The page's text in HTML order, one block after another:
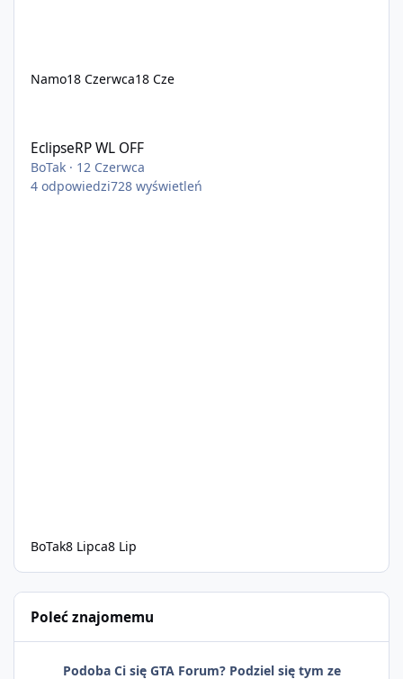
Namo18 Czerwca18 Cze
EclipseRP WL OFF
BoTak · 12 Czerwca
4 odpowiedzi728 wyświetleń
BoTak8 Lipca8 Lip
Poleć znajomemu
Podoba Ci się GTA Forum? Podziel się tym ze